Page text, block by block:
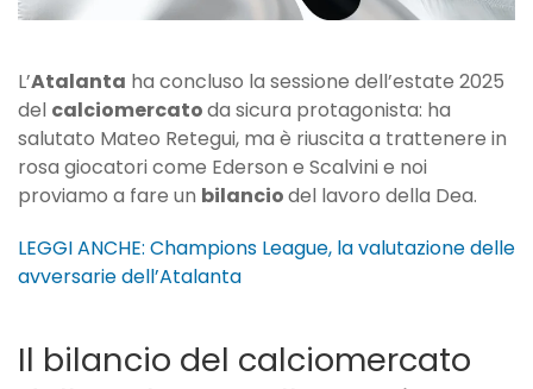
L’Atalanta ha concluso la sessione dell’estate 2025
del calciomercatoda sicura protagonista: ha
salutato Mateo Retegui, ma è riuscita a trattenere in
rosa giocatori come Ederson e Scalvini e noi
proviamo a fare un bilanciodel lavoro della Dea.
LEGGI ANCHE: Champions League, la valutazione delle
avversarie dell’Atalanta
Il bilancio del calciomercato